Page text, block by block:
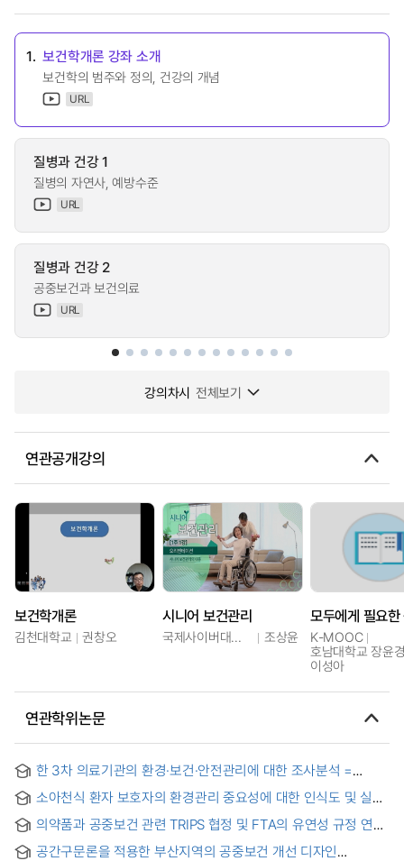
1. 보건학개론 강좌 소개
보건학의 범주와 정의, 건강의 개념
URL
질병과 건강 1
질병의 자연사, 예방수준
URL
질병과 건강 2
공중보건과 보건의료
URL
강의차시 전체보기
연관공개강의
보건학개론
김천대학교 권창오
시니어 보건관리
국제사이버대학교 조상윤
K-MOOC
호남대학교 장윤
이성아
연관학위논문
한 3차 의료기관의 환경·보건·안전관리에 대한 조사분석 =
Management in a Hospital
소아천식 환자 보호자의 환경관리 중요성에 대한 인식도 및 실제
practical application of environmental management
importance of parents of children with asthma
의약품과 공중보건 관련 TRIPS 협정 및 FTA의 유연성 규정 연구
공간구문론을 적용한 부산지역의 공중보건 개선 디자인